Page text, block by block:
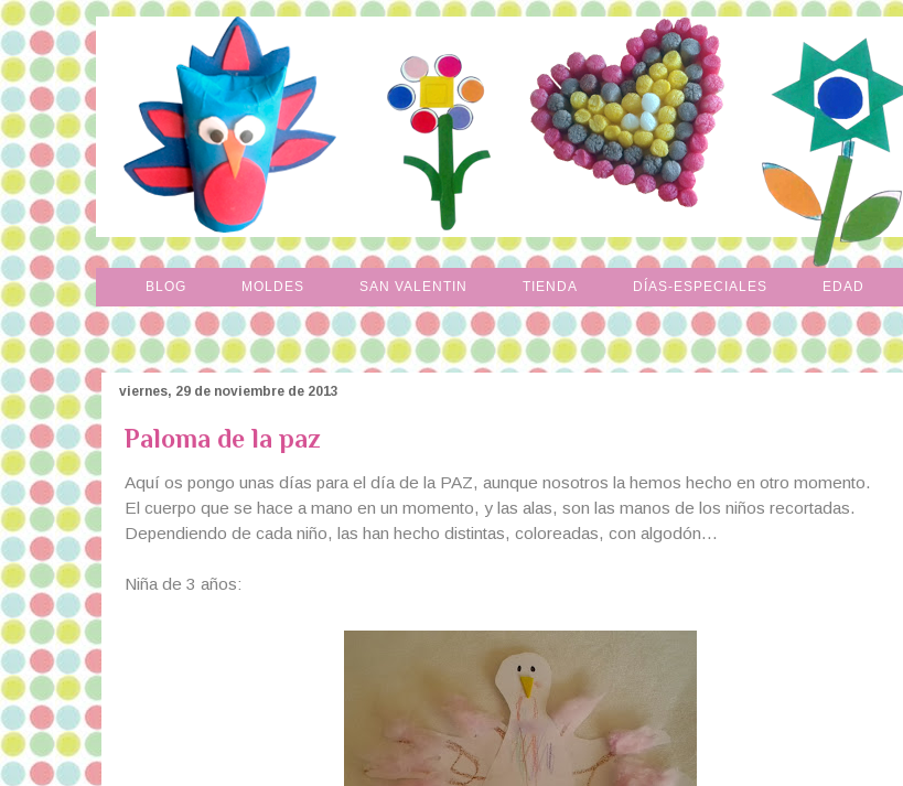
BLOG MOLDES SAN VALENTIN TIENDA DÍAS-ESPECIALES EDAD
viernes, 29 de noviembre de 2013
Paloma de la paz
Aquí os pongo unas días para el día de la PAZ, aunque nosotros la hemos hecho en otro momento.
El cuerpo que se hace a mano en un momento, y las alas, son las manos de los niños recortadas.
Dependiendo de cada niño, las han hecho distintas, coloreadas, con algodón...
Niña de 3 años: